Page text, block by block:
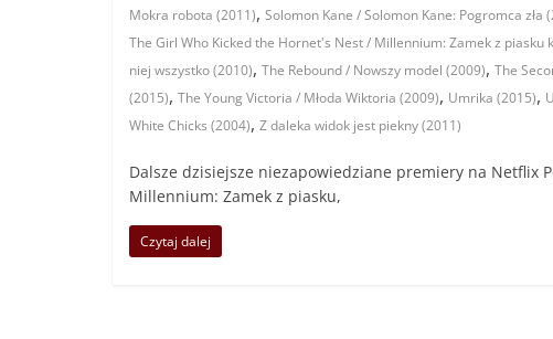
Mokra robota (2011), Solomon Kane / Solomon Kane: Pogromca zła
The Girl Who Kicked the Hornet's Nest / Millennium: Zamek z piasku
niej wszystko (2010), The Rebound / Nowszy model (2009), The
(2015), The Young Victoria / Młoda Wiktoria (2009), Umrika (2015),
White Chicks (2004), Z daleka widok jest piekny (2011)
Dalsze dzisiejsze niezapowiedziane premiery na Netflix
Millennium: Zamek z piasku,
Czytaj dalej